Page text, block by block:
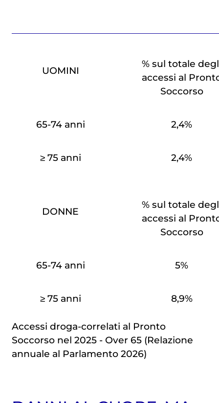
UOMINI
% sul totale
accessi al
Soccorso
65-74 anni 2,4%
≥ 75 anni 2,4%
DONNE
% sul totale
accessi al
Soccorso
65-74 anni 5%
≥ 75 anni 8,9%
Accessi droga-correlati al Pronto
Soccorso nel 2025 - Over 65 (Relazione
annuale al Parlamento 2026)